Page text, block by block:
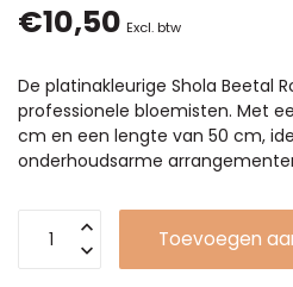
€10,50 Excl. btw
De platinakleurige Shola Beetal
professionele bloemisten. Met
cm en een lengte van 50 cm,
onderhoudsarme
Toevoegen